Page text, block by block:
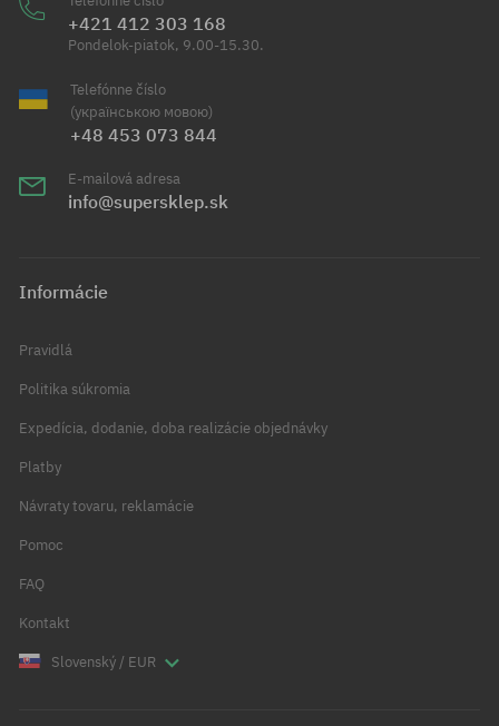
+421 412 303 168
Pondelok-piatok, 9.00-15.30.
Telefónne číslo
(українською мовою)
+48 453 073 844
E-mailová adresa
info@supersklep.sk
Informácie
Pravidlá
Politika súkromia
Expedícia, dodanie, doba realizácie objednávky
Platby
Návraty tovaru, reklamácie
Pomoc
FAQ
Kontakt
Slovenský / EUR